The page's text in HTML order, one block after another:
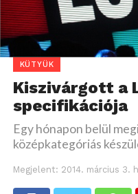
KÜTYÜK
Kiszivárgott a
specifikációja
Egy hónapon belül
középkategóriás
Megjelent: 2014. március 3.